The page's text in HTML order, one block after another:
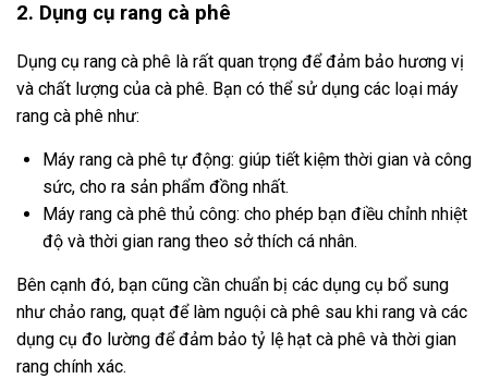
2. Dụng cụ rang cà phê
Dụng cụ rang cà phê là rất quan trọng để đảm bảo hương vị
và chất lượng của cà phê. Bạn có thể sử dụng các loại máy
rang cà phê như:
Máy rang cà phê tự động: giúp tiết kiệm thời gian và công
sức, cho ra sản phẩm đồng nhất.
Máy rang cà phê thủ công: cho phép bạn điều chỉnh nhiệt
độ và thời gian rang theo sở thích cá nhân.
Bên cạnh đó, bạn cũng cần chuẩn bị các dụng cụ bổ sung
như chảo rang, quạt để làm nguội cà phê sau khi rang và các
dụng cụ đo lường để đảm bảo tỷ lệ hạt cà phê và thời gian
rang chính xác.